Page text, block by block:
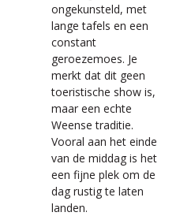
ongekunsteld, met
lange tafels en een
constant
geroezemoes. Je
merkt dat dit geen
toeristische show is,
maar een echte
Weense traditie.
Vooral aan het einde
van de middag is het
een fijne plek om de
dag rustig te laten
landen.